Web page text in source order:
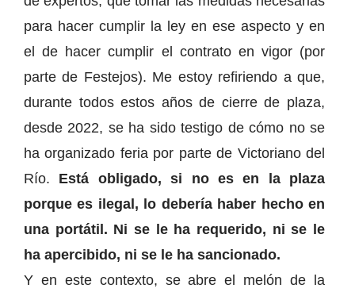
para hacer cumplir la ley en ese aspecto y en
el de hacer cumplir el contrato en vigor (por
parte de Festejos). Me estoy refiriendo a que,
durante todos estos años de cierre de plaza,
desde 2022, se ha sido testigo de cómo no se
ha organizado feria por parte de Victoriano del
Río. Está obligado, si no es en la plaza
porque es ilegal, lo debería haber hecho en
una portátil. Ni se le ha requerido, ni se le
ha apercibido, ni se le ha sancionado.
Y en este contexto, se abre el melón de la